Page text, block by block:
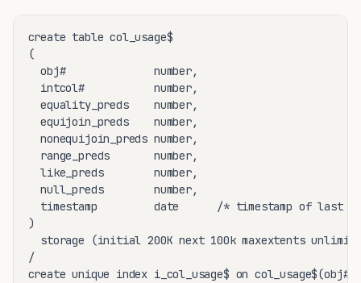
create table col_usage$
(
obj#              number,
intcol#           number,
equality_preds    number,
equijoin_preds    number,
nonequijoin_preds number,
range_preds       number,
like_preds        number,
null_preds        number,
timestamp         date      /* timestamp of last
)
storage (initial 200K next 100k maxextents
/
create unique index i_col_usage$ on